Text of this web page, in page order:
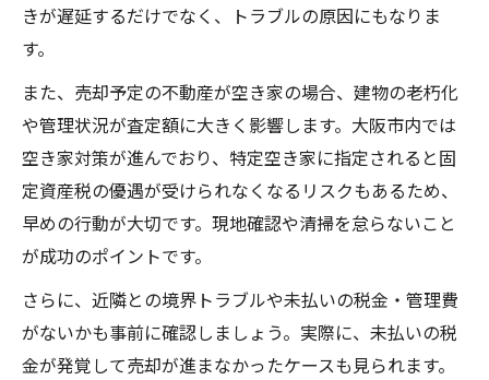
空き家を含む不動産売却の注意点
大阪市で空き家を売却する手続きの流れ
空き家不動産売却のリスクと対策を解説
不動産売却サポートを利用した空き家対策
関西エリアの空き家買取ポイント紹介
きが遅延するだけでなく、トラブルの原因にもなりま
す。
また、売却予定の不動産が空き家の場合、建物の老朽化
や管理状況が査定額に大きく影響します。大阪市内では
空き家対策が進んでおり、特定空き家に指定されると固
定資産税の優遇が受けられなくなるリスクもあるため、
早めの行動が大切です。現地確認や清掃を怠らないこと
が成功のポイントです。
さらに、近隣との境界トラブルや未払いの税金・管理費
がないかも事前に確認しましょう。実際に、未払いの税
金が発覚して売却が進まなかったケースも見られます。